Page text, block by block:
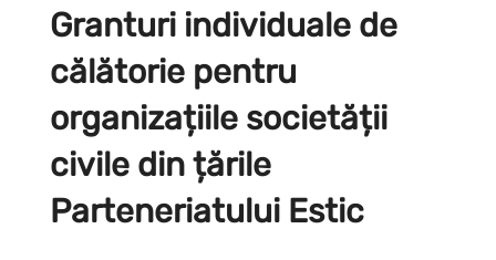
Granturi individuale de
călătorie pentru
organizațiile societății
civile din țările
Parteneriatului Estic